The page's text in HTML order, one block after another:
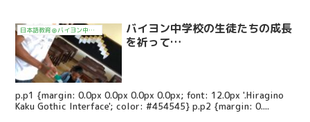
日本語教育＠バイヨン中学校2017～
バイヨン中学校の生徒たちの成長
を祈って…
p.p1 {margin: 0.0px 0.0px 0.0px 0.0px; font: 12.0px '.Hiragino
Kaku Gothic Interface'; color: #454545} p.p2 {margin: 0....